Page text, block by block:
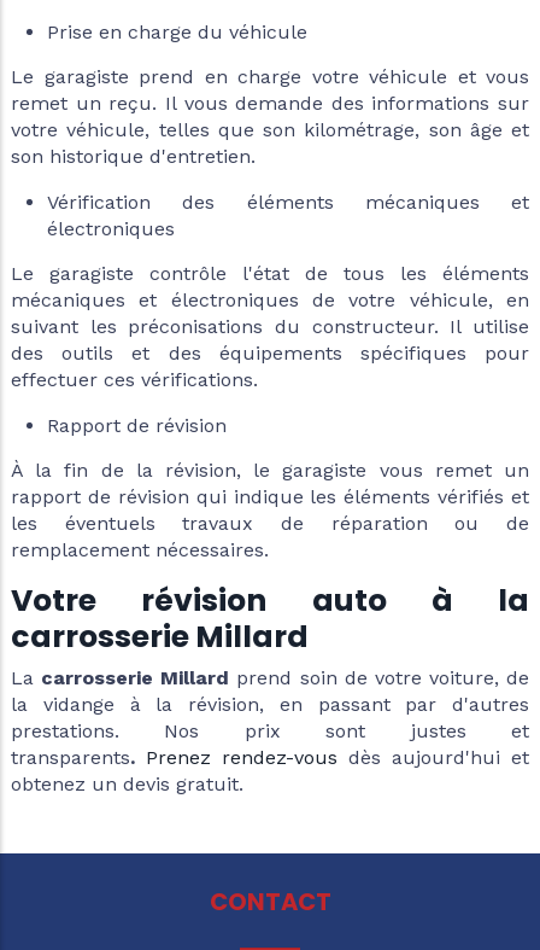
Prise en charge du véhicule
Le garagiste prend en charge votre véhicule et vous
remet un reçu. Il vous demande des informations sur
votre véhicule, telles que son kilométrage, son âge et
son historique d'entretien.
Vérification des éléments mécaniques et
électroniques
Le garagiste contrôle l'état de tous les éléments
mécaniques et électroniques de votre véhicule, en
suivant les préconisations du constructeur. Il utilise
des outils et des équipements spécifiques pour
effectuer ces vérifications.
Rapport de révision
À la fin de la révision, le garagiste vous remet un
rapport de révision qui indique les éléments vérifiés et
les éventuels travaux de réparation ou de
remplacement nécessaires.
Votre révision auto à la
carrosserie Millard
La carrosserie Millard prend soin de votre voiture, de
la vidange à la révision, en passant par d'autres
prestations. Nos prix sont justes et
transparents. Prenez rendez-vous dès aujourd'hui et
obtenez un devis gratuit.
CONTACT